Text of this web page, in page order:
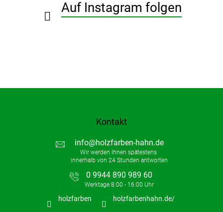
e
m
L
t
e
Auf Instagram folgen
Kontakt
info@holzfarben-hahn.de
0 9944 890 989 60
holzfarben holzfarbenhahn.de/